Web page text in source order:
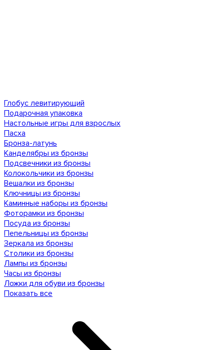
Глобус левитирующий
Подарочная упаковка
Настольные игры для взрослых
Пасха
Бронза-латунь
Канделябры из бронзы
Подсвечники из бронзы
Колокольчики из бронзы
Вешалки из бронзы
Ключницы из бронзы
Каминные наборы из бронзы
Фоторамки из бронзы
Посуда из бронзы
Пепельницы из бронзы
Зеркала из бронзы
Столики из бронзы
Лампы из бронзы
Часы из бронзы
Ложки для обуви из бронзы
Показать все